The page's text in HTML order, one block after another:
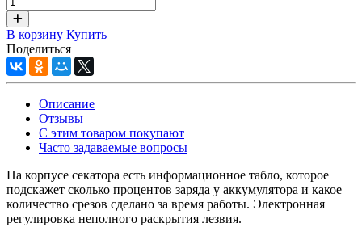
В корзину Купить
Поделиться
Описание
Отзывы
С этим товаром покупают
Часто задаваемые вопросы
На корпусе секатора есть информационное табло, которое
подскажет сколько процентов заряда у аккумулятора и какое
количество срезов сделано за время работы. Электронная
регулировка неполного раскрытия лезвия.